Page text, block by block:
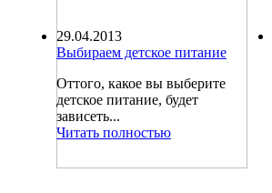
29.04.2013
Выбираем детское питание
Оттого, какое вы выберите
детское питание, будет
зависеть...
Читать полностью